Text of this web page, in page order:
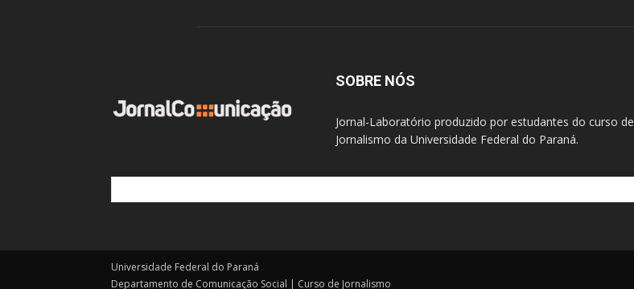
SOBRE NÓS
Jornal-Laboratório produzido por estudantes do curso de
Jornalismo da Universidade Federal do Paraná.
Universidade Federal do Paraná
Departamento de Comunicação Social | Curso de Jornalismo